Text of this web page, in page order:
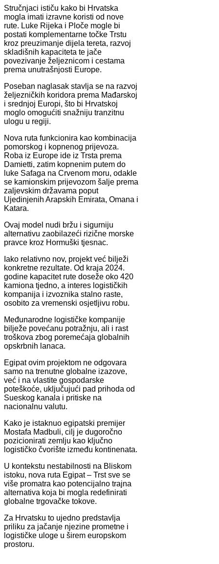
Stručnjaci ističu kako bi Hrvatska
mogla imati izravne koristi od nove
rute. Luke Rijeka i Ploče mogle bi
postati komplementarne točke Trstu
kroz preuzimanje dijela tereta, razvoj
skladišnih kapaciteta te jače
povezivanje željeznicom i cestama
prema unutrašnjosti Europe.
Poseban naglasak stavlja se na razvoj
željezničkih koridora prema Mađarskoj
i srednjoj Europi, što bi Hrvatskoj
moglo omogućiti snažniju tranzitnu
ulogu u regiji.
Nova ruta funkcionira kao kombinacija
pomorskog i kopnenog prijevoza.
Roba iz Europe ide iz Trsta prema
Damietti, zatim kopnenim putem do
luke Safaga na Crvenom moru, odakle
se kamionskim prijevozom šalje prema
zaljevskim državama poput
Ujedinjenih Arapskih Emirata, Omana i
Katara.
Ovaj model nudi bržu i sigurniju
alternativu zaobilazeći rizične morske
pravce kroz Hormuški tjesnac.
Iako relativno nov, projekt već bilježi
konkretne rezultate. Od kraja 2024.
godine kapacitet rute doseže oko 420
kamiona tjedno, a interes logističkih
kompanija i izvoznika stalno raste,
osobito za vremenski osjetljivu robu.
Međunarodne logističke kompanije
bilježe povećanu potražnju, ali i rast
troškova zbog poremećaja globalnih
opskrbnih lanaca.
Egipat ovim projektom ne odgovara
samo na trenutne globalne izazove,
već i na vlastite gospodarske
poteškoće, uključujući pad prihoda od
Sueskog kanala i pritiske na
nacionalnu valutu.
Kako je istaknuo egipatski premijer
Mostafa Madbuli, cilj je dugoročno
pozicionirati zemlju kao ključno
logističko čvorište između kontinenata.
U kontekstu nestabilnosti na Bliskom
istoku, nova ruta Egipat – Trst sve se
više promatra kao potencijalno trajna
alternativa koja bi mogla redefinirati
globalne trgovačke tokove.
Za Hrvatsku to ujedno predstavlja
priliku za jačanje njezine prometne i
logističke uloge u širem europskom
prostoru.